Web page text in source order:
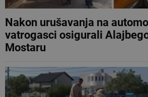
Nakon urušavanja na
vatrogasci osigurali
Mostaru